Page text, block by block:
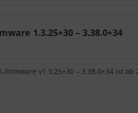
1.3.25+30 – 3.38.0+34
Firmware v1.3.25+30 – 3.38.0+34 ist